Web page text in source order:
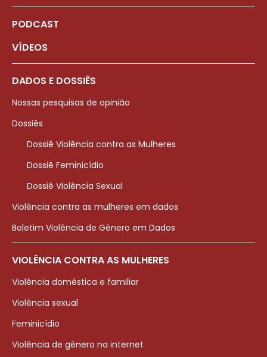
PODCAST
VÍDEOS
DADOS E DOSSIÊS
Nossas pesquisas de opinião
Dossiês
Dossiê Violência contra as Mulheres
Dossiê Feminicídio
Dossiê Violência Sexual
Violência contra as mulheres em dados
Boletim Violência de Gênero em Dados
VIOLÊNCIA CONTRA AS MULHERES
Violência doméstica e familiar
Violência sexual
Feminicídio
Violência de gênero na internet